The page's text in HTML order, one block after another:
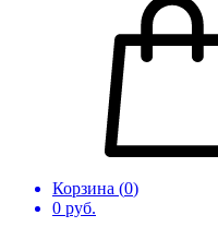
Корзина (0)
0 руб.